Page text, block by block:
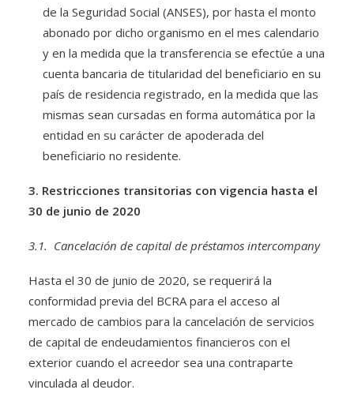
de la Seguridad Social (ANSES), por hasta el monto
abonado por dicho organismo en el mes calendario
y en la medida que la transferencia se efectúe a una
cuenta bancaria de titularidad del beneficiario en su
país de residencia registrado, en la medida que las
mismas sean cursadas en forma automática por la
entidad en su carácter de apoderada del
beneficiario no residente.
3. Restricciones transitorias con vigencia hasta el
30 de junio de 2020
3.1. Cancelación de capital de préstamos intercompany
Hasta el 30 de junio de 2020, se requerirá la
conformidad previa del BCRA para el acceso al
mercado de cambios para la cancelación de servicios
de capital de endeudamientos financieros con el
exterior cuando el acreedor sea una contraparte
vinculada al deudor.